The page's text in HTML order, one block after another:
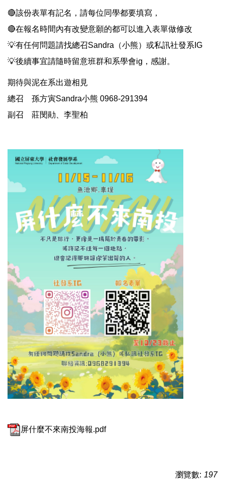
🔴該份表單有記名，請每位同學都要填寫，
🔴在報名時間內有改變意願的都可以進入表單做修改
💡有任何問題請找總召Sandra（小熊）或私訊社發系IG
💡後續事宜請隨時留意班群和系學會ig，感謝。
期待與泥在系出遊相見
總召 孫方寅Sandra小熊 0968-291394
副召 莊閔勛、李聖柏
屏什麼不來南投海報.pdf
瀏覽數: 197